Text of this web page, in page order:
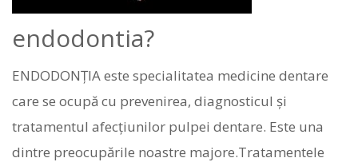
endodontia?
ENDODONȚIA este specialitatea medicine dentare
care se ocupă cu prevenirea, diagnosticul şi
tratamentul afecțiunilor pulpei dentare. Este una
dintre preocupările noastre majore.Tratamentele